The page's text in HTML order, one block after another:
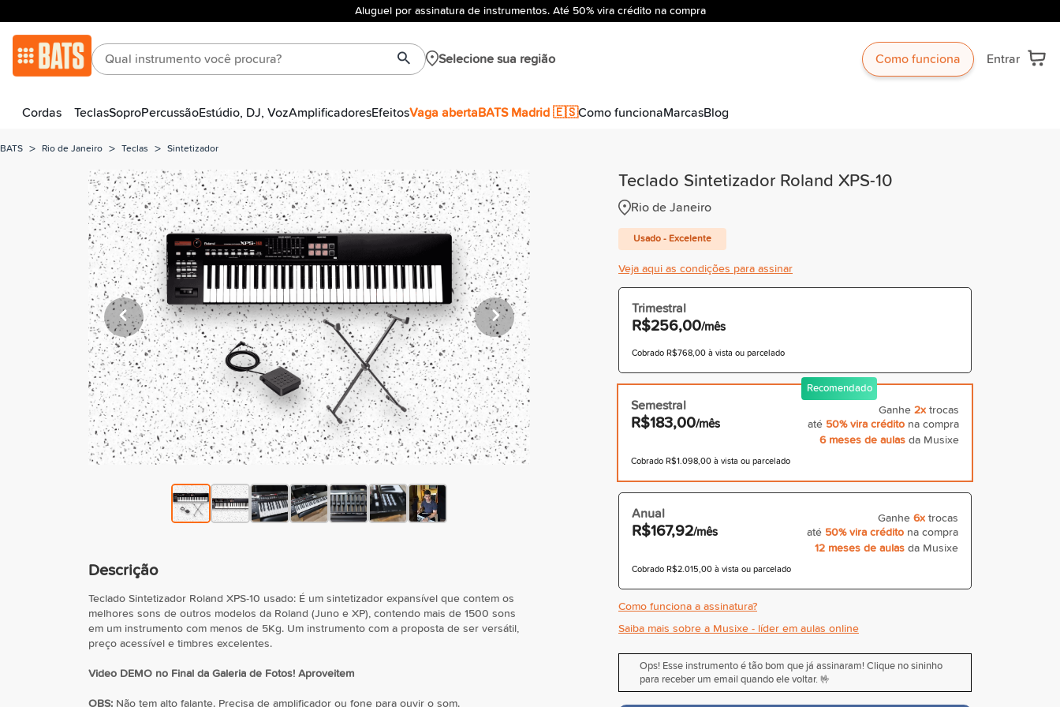
Aluguel por assinatura de instrumentos. Até 50% vira crédito na compra
Selecione sua região Como funciona Entrar
Cordas TeclasSoproPercussãoEstúdio, DJ, VozAmplificadoresEfeitosVaga abertaBATS Madrid 🇪🇸Como funcionaMarcasBlog
BATS > Rio de Janeiro > Teclas > Sintetizador
Descrição
Teclado Sintetizador Roland XPS-10 usado: É um sintetizador expansível que contem os
melhores sons de outros modelos da Roland (Juno e XP), contendo mais de 1500 sons
em um instrumento com menos de 5Kg. Um instrumento com a proposta de ser versátil,
preço acessível e timbres excelentes.
Video DEMO no Final da Galeria de Fotos! Aproveitem
OBS: Não tem alto falante. Precisa de amplificador ou fone para ouvir o som.
Teclado Sintetizador Roland XPS-10
Rio de Janeiro
Usado - Excelente
Veja aqui as condições para assinar
Trimestral
R$256,00/mês
Cobrado R$768,00 à vista ou parcelado
Recomendado
Ganhe 2x trocas
até 50% vira crédito na compra
6 meses de aulas da Musixe
Semestral
R$183,00/mês
Cobrado R$1.098,00 à vista ou parcelado
Ganhe 6x trocas
até 50% vira crédito na compra
12 meses de aulas da Musixe
Anual
R$167,92/mês
Cobrado R$2.015,00 à vista ou parcelado
Como funciona a assinatura?
Saiba mais sobre a Musixe - líder em aulas online
Ops! Esse instrumento é tão bom que já assinaram! Clique no sininho
para receber um email quando ele voltar. 🤟